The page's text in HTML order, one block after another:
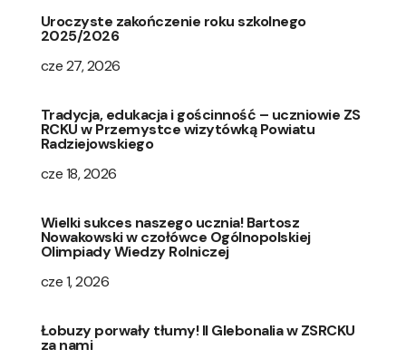
Uroczyste zakończenie roku szkolnego
2025/2026
cze 27, 2026
Tradycja, edukacja i gościnność – uczniowie ZS
RCKU w Przemystce wizytówką Powiatu
Radziejowskiego
cze 18, 2026
Wielki sukces naszego ucznia! Bartosz
Nowakowski w czołówce Ogólnopolskiej
Olimpiady Wiedzy Rolniczej
cze 1, 2026
Łobuzy porwały tłumy! II Glebonalia w ZSRCKU
za nami